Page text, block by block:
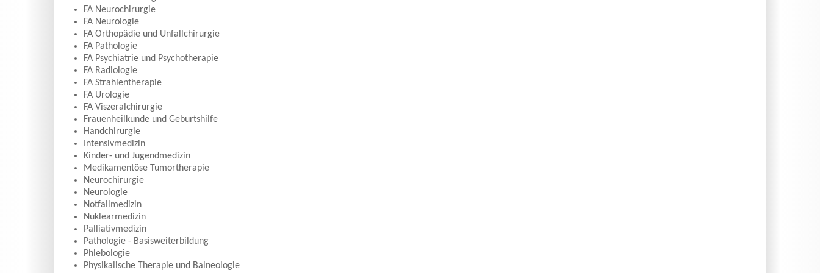
FA Neurochirurgie
FA Neurologie
FA Orthopädie und Unfallchirurgie
FA Pathologie
FA Psychiatrie und Psychotherapie
FA Radiologie
FA Strahlentherapie
FA Urologie
FA Viszeralchirurgie
Frauenheilkunde und Geburtshilfe
Handchirurgie
Intensivmedizin
Kinder- und Jugendmedizin
Medikamentöse Tumortherapie
Neurochirurgie
Neurologie
Notfallmedizin
Nuklearmedizin
Palliativmedizin
Pathologie - Basisweiterbildung
Phlebologie
Physikalische Therapie und Balneologie